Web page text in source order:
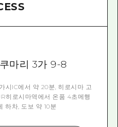
마리 3가 9-8
시IC에서 약 20분, 히로시마 고
히로시마역에서 온품 4초메행
하차, 도보 약 10분